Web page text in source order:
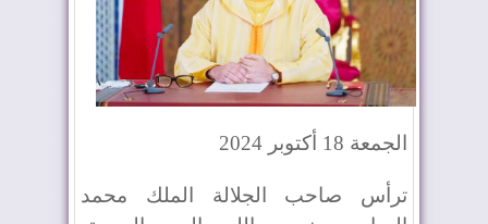
الجمعة 18 أكتوبر 2024
ترأس صاحب الجلالة الملك محمد